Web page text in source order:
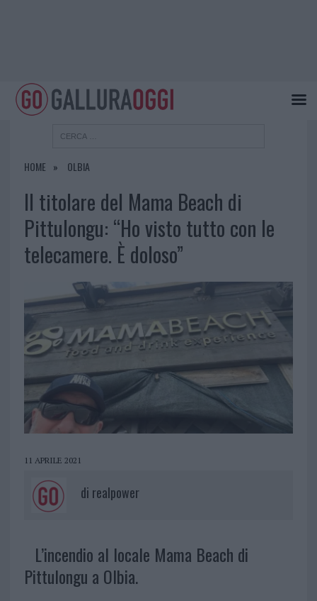
HOME OLBIA
Il titolare del Mama Beach di
Pittulongu: “Ho visto tutto con le
telecamere. È doloso”
11 APRILE 2021
di realpower
L’incendio al locale Mama Beach di
Pittulongu a Olbia.